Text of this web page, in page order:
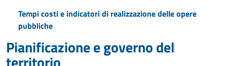
Tempi costi e indicatori di realizzazione delle opere
pubbliche
Pianificazione e governo del